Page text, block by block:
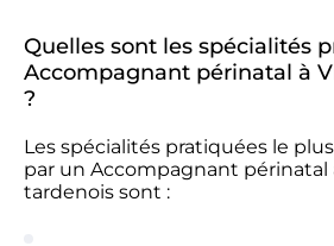
Quelles sont les spécialités
Accompagnant périnatal à
?
Les spécialités pratiquées le
par un Accompagnant périnatal
tardenois sont :